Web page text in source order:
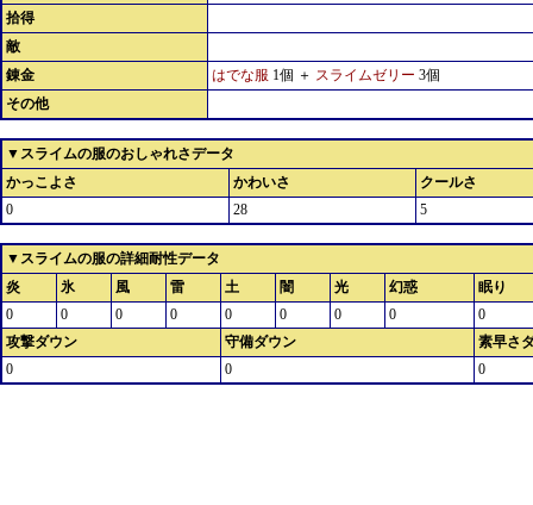
拾得
敵
錬金
はでな服 1個 ＋ スライムゼリー 3個
その他
▼スライムの服のおしゃれさデータ
かっこよさ
かわいさ
クールさ
0
28 5
▼スライムの服の詳細耐性データ
炎
氷 風 雷 土 闇 光 幻惑
眠り
0
0 0 0 0 0 0 0
0
攻撃ダウン
守備ダウン
素早さ
0
0 0